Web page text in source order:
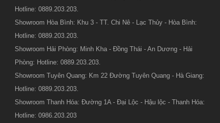
Hotline: 0889.203.203.
Showroom Hòa Bình: Khu 3 - TT. Chi Nê - Lạc Thủy - Hòa Bình:
Hotline: 0889.203.203.
Showroom Hải Phòng: Minh Kha - Đồng Thái - An Dương - Hải
Phòng: Hotline: 0889.203.203.
Showroom Tuyên Quang: Km 22 Đường Tuyên Quang - Hà Giang:
Hotline: 0889.203.203.
Showroom Thanh Hóa: Đường 1A - Đại Lộc - Hậu lộc - Thanh Hóa:
Hotline: 0986.203.203